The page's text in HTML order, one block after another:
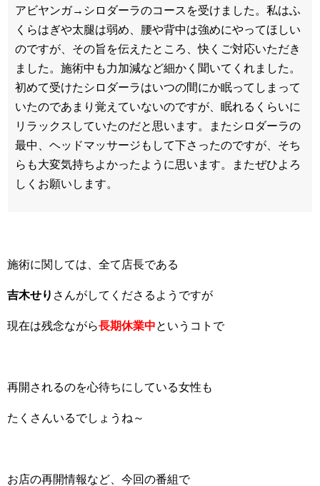
アビヤンガ→シロダーラのコースを受けました。私はふ
くらはぎや太腿は弱め、腰や背中は強めにやってほしい
のですが、その旨を伝えたところ、快くご対応いただき
ました。施術中も力加減など細かく聞いてくれました。
初めて受けたシロダーラはいつの間にか眠ってしまって
いたのであまり覚えていないのですが、眠れるくらいに
リラックスしていたのだと思います。またシロダーラの
最中、ヘッドマッサージもして下さったのですが、そち
らも大変気持ちよかったように思います。またぜひよろ
しくお願いします。
施術に関しては、全て店長である
吉木せり さんがしてくださるようですが
現在は残念ながら長期休業中というコトで
再開されるのを心待ちにしている女性も
たくさんいるでしょうね～
お店の再開情報など、今回の番組で